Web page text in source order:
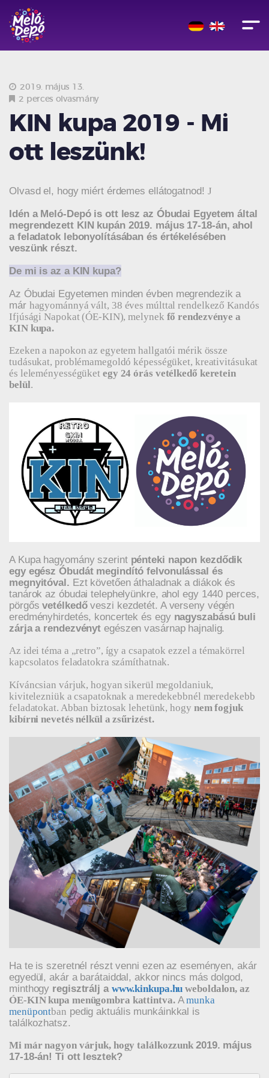
2019. május 13.
2 perces olvasmány
KIN kupa 2019 - Mi
ott leszünk!
Olvasd el, hogy miért érdemes ellátogatnod! J
Idén a Meló-Depó is ott lesz az Óbudai Egyetem által
megrendezett KIN kupán 2019. május 17-18-án, ahol
a feladatok lebonyolításában és értékelésében
veszünk részt.
De mi is az a KIN kupa?
Az Óbudai Egyetemen minden évben megrendezik a
már hagyománnyá vált, 38 éves múlttal rendelkező Kandós
Ifjúsági Napokat (ÓE-KIN), melynek fő rendezvénye a
KIN kupa.
Ezeken a napokon az egyetem hallgatói mérik össze
tudásukat, problémamegoldó képességüket, kreativitásukat
és leleményességüket egy 24 órás vetélkedő keretein
belül.
A Kupa hagyomány szerint pénteki napon kezdődik
egy egész Óbudát megindító felvonulással és
megnyitóval. Ezt követően áthaladnak a diákok és
tanárok az óbudai telephelyünkre, ahol egy 1440 perces,
pörgősvetélkedőveszi kezdetét. A verseny végén
eredményhirdetés, koncertek és egy nagyszabású buli
zárja a rendezvényt egészen vasárnap hajnalig.
Az idei téma a „retro”, így a csapatok ezzel a témakörrel
kapcsolatos feladatokra számíthatnak.
Kíváncsian várjuk, hogyan sikerül megoldaniuk,
kivitelezniük a csapatoknak a meredekebbnél meredekebb
feladatokat. Abban biztosak lehetünk, hogy nem fogjuk
kibírni nevetés nélkül a zsűrizést.
Ha te is szeretnél részt venni ezen az eseményen, akár
egyedül, akár a barátaiddal, akkor nincs más dolgod,
minthogy regisztrálj a www.kinkupa.hu weboldalon, az
ÓE-KIN kupa menügombra kattintva. Amunka
menüpontban pedig aktuális munkáinkkal is
találkozhatsz.
Mi már nagyon várjuk, hogy találkozzunk 2019. május
17-18-án! Ti ott lesztek?